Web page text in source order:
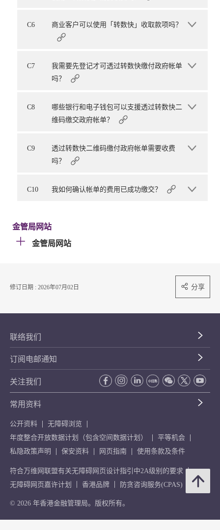
C6 商业客户可以使用「转数快」收取款项吗？
C7
我需要先登记才可透过转数快缴付政府帐单
吗？
C8
哪些银行和电子钱包可以支援透过转数快二
维码缴交政府帐单？
C9
透过转数快二维码缴付政府帐单需要收费
吗？
C10 我如何确认帐单的费用已成功缴交？
金管局网站
金管局网站
修订日期 : 2026年07月02日 分享
联络我们
订阅电邮通知
关注我们
常用资料
公开资料
无障碍浏览
年度整合开放数据计划（包含空间数据计划）
平等机会
私隐政策声明
保安资料 网页指南 使用条款及条件
符合万维网联盟有关无障碍网页设计指引中2A级别的要求
无障碍网页嘉许计划
香港品牌 防贪咨询服务(CPAS)
© 2026 年香港金融管理局。版权所有。